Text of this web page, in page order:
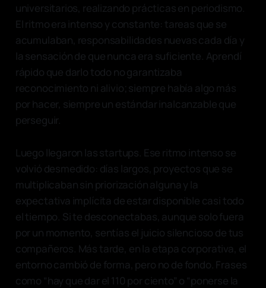
universitarios, realizando prácticas en periodismo.
El ritmo era intenso y constante: tareas que se
acumulaban, responsabilidades nuevas cada día y
la sensación de que nunca era suficiente. Aprendí
rápido que darlo todo no garantizaba
reconocimiento ni alivio; siempre había algo más
por hacer, siempre un estándar inalcanzable que
perseguir.
Luego llegaron las startups. Ese ritmo intenso se
volvió desmedido: días largos, proyectos que se
multiplicaban sin priorización alguna y la
expectativa implícita de estar disponible casi todo
el tiempo. Si te desconectabas, aunque solo fuera
por un momento, sentías el juicio silencioso de tus
compañeros. Más tarde, en la etapa corporativa, el
entorno cambió de forma, pero no de fondo. Frases
como “hay que dar el 110 por ciento” o “ponerse la